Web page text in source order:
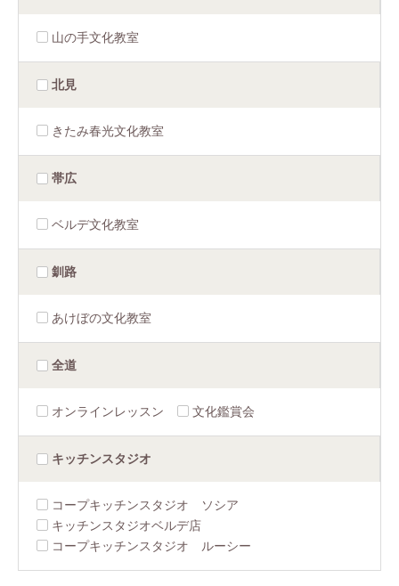
山の手文化教室
北見
きたみ春光文化教室
帯広
ベルデ文化教室
釧路
あけぼの文化教室
全道
オンラインレッスン 文化鑑賞会
キッチンスタジオ
コープキッチンスタジオ ソシア
キッチンスタジオベルデ店
コープキッチンスタジオ ルーシー